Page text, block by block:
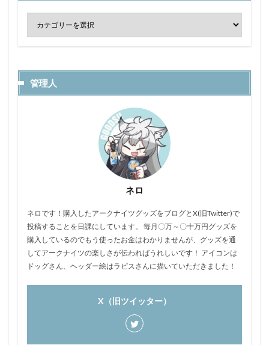
管理人
ネロ
ネロです！購入したアークナイツグッズをブログとX(旧Twitter)で
投稿することを日課にしています。 毎月〇万～〇十万円グッズを
購入しているのでもう使ったお金はわかりませんが、グッズを通
してアークナイツの楽しさが伝わればうれしいです！ アイコンは
ドッグさん、ヘッダー絵はラピスさんに描いていただきました！
X（旧ツイッター）